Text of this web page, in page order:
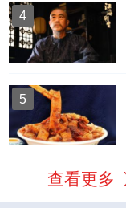
4
5
查看更多